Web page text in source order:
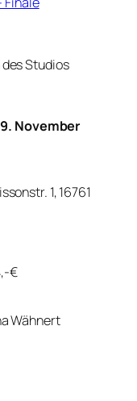
Studios
November
1, 16761
€
Wähnert